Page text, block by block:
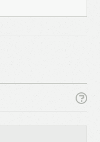
包括姓名、
的權利，包
欄目及內
其他公司